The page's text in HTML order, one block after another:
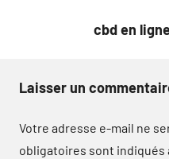
cbd en
Laisser un
Votre adresse e-mail ne
obligatoires sont indiqués